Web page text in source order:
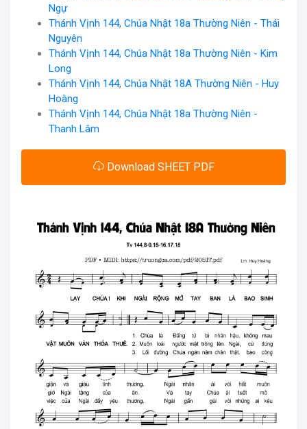
Ngự
Thánh Vịnh 144, Chúa Nhật 18a Thường Niên - Thái
Nguyên
Thánh Vịnh 144, Chúa Nhật 18a Thường Niên - Kim
Long
Thánh Vịnh 144, Chúa Nhật 18A Thường Niên - Huy
Hoàng
Thánh Vịnh 144, Chúa Nhật 18a Thường Niên -
Thanh Lâm
Download SHEET PDF